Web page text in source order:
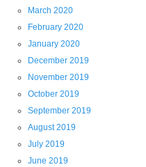
March 2020
February 2020
January 2020
December 2019
November 2019
October 2019
September 2019
August 2019
July 2019
June 2019